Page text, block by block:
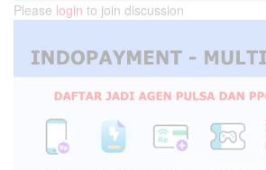
Please login to join discussion